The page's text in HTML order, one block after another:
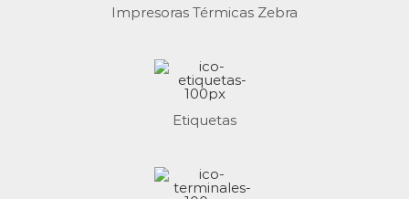
Impresoras Térmicas Zebra
Etiquetas